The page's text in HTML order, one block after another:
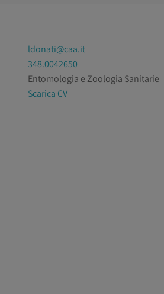
ldonati@caa.it
348.0042650
Entomologia e Zoologia Sanitarie
Scarica CV